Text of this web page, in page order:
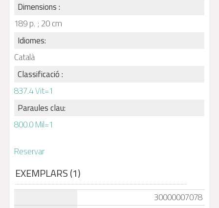
Dimensions :
189 p. ; 20 cm
Idiomes:
Català
Classificació :
837.4 Vit=1
Paraules clau:
800.0 Mil=1
Reservar
EXEMPLARS (1)
30000007078